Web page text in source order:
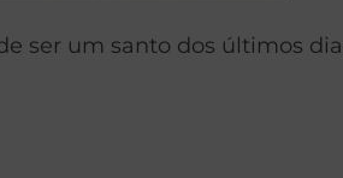
ser um santo dos últimos